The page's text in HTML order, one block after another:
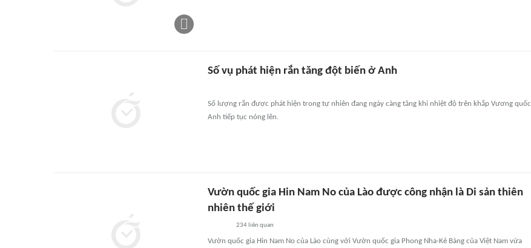
Số vụ phát hiện rắn tăng đột biến ở Anh
Số lượng rắn được phát hiện trong tự nhiên đang ngày càng tăng khi nhiệt độ trên khắp Vương quốc
Anh tiếp tục nóng lên.
Vườn quốc gia Hin Nam No của Lào được công nhận là Di sản thiên
nhiên thế giới
234 liên quan
Vườn quốc gia Hin Nam No của Lào cùng với Vườn quốc gia Phong Nha-Kẻ Bàng của Việt Nam vừa